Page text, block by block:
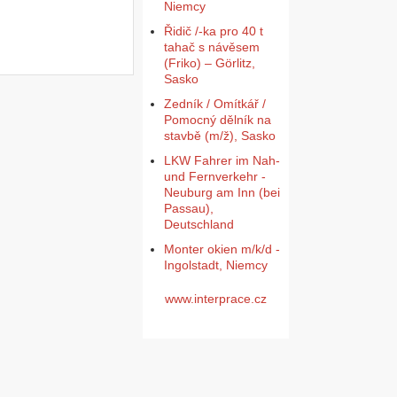
Niemcy
Řidič /-ka pro 40 t
tahač s návěsem
(Friko) – Görlitz,
Sasko
Zedník / Omítkář /
Pomocný dělník na
stavbě (m/ž), Sasko
LKW Fahrer im Nah-
und Fernverkehr -
Neuburg am Inn (bei
Passau),
Deutschland
Monter okien m/k/d -
Ingolstadt, Niemcy
www.interprace.cz